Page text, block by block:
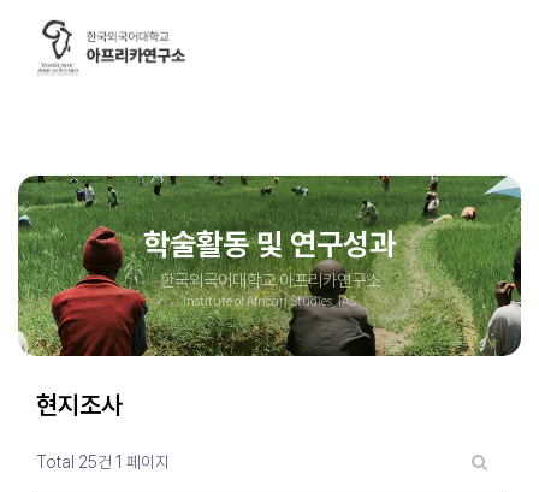
verification=nOyR9skzgdddjILJnrgPJ5q0zrvGFmSstVMIjrqOp-o
연구소장 인사말
주요 사업
조직도
연구진 소개
찾아오시는길
브로슈어 및 UI
미디어 홍보
영상 아카이브
기고문
학술활동 및 연구성과
한국외국어대학교 아프리카연구소
Institute of African Studies, IAS
현지조사
Total 25건 1 페이지